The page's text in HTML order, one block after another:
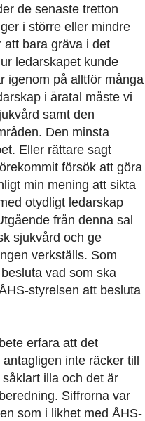
de senaste tretton
i större eller mindre
bara gräva i det
ledarskapet kunde
igenom på alltför många
i åratal måste vi
samt den
Den minsta
Eller rättare sagt
försök att göra
min mening att sikta
otydligt ledarskap
från denna sal
sjukvård och ge
verkställs. Som
vad som ska
styrelsen att besluta
erfara att det
inte räcker till
illa och det är
Siffrorna var
som i likhet med ÅHS-